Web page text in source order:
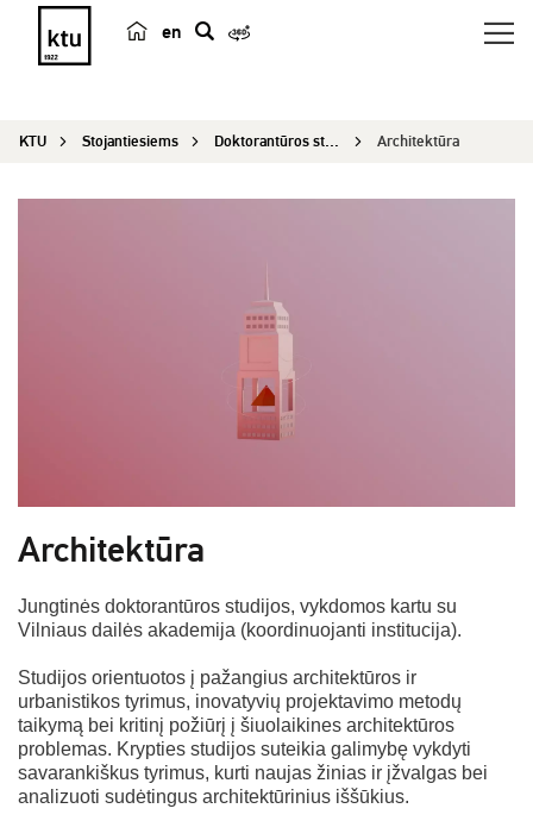
en
e
KTU Stojantiesiems Doktorantūros studijos Architektūra
Architektūra
Jungtinės doktorantūros studijos, vykdomos kartu su
Vilniaus dailės akademija (koordinuojanti institucija).
Studijos orientuotos į pažangius architektūros ir
urbanistikos tyrimus, inovatyvių projektavimo metodų
taikymą bei kritinį požiūrį į šiuolaikines architektūros
problemas. Krypties studijos suteikia galimybę vykdyti
savarankiškus tyrimus, kurti naujas žinias ir įžvalgas bei
analizuoti sudėtingus architektūrinius iššūkius.